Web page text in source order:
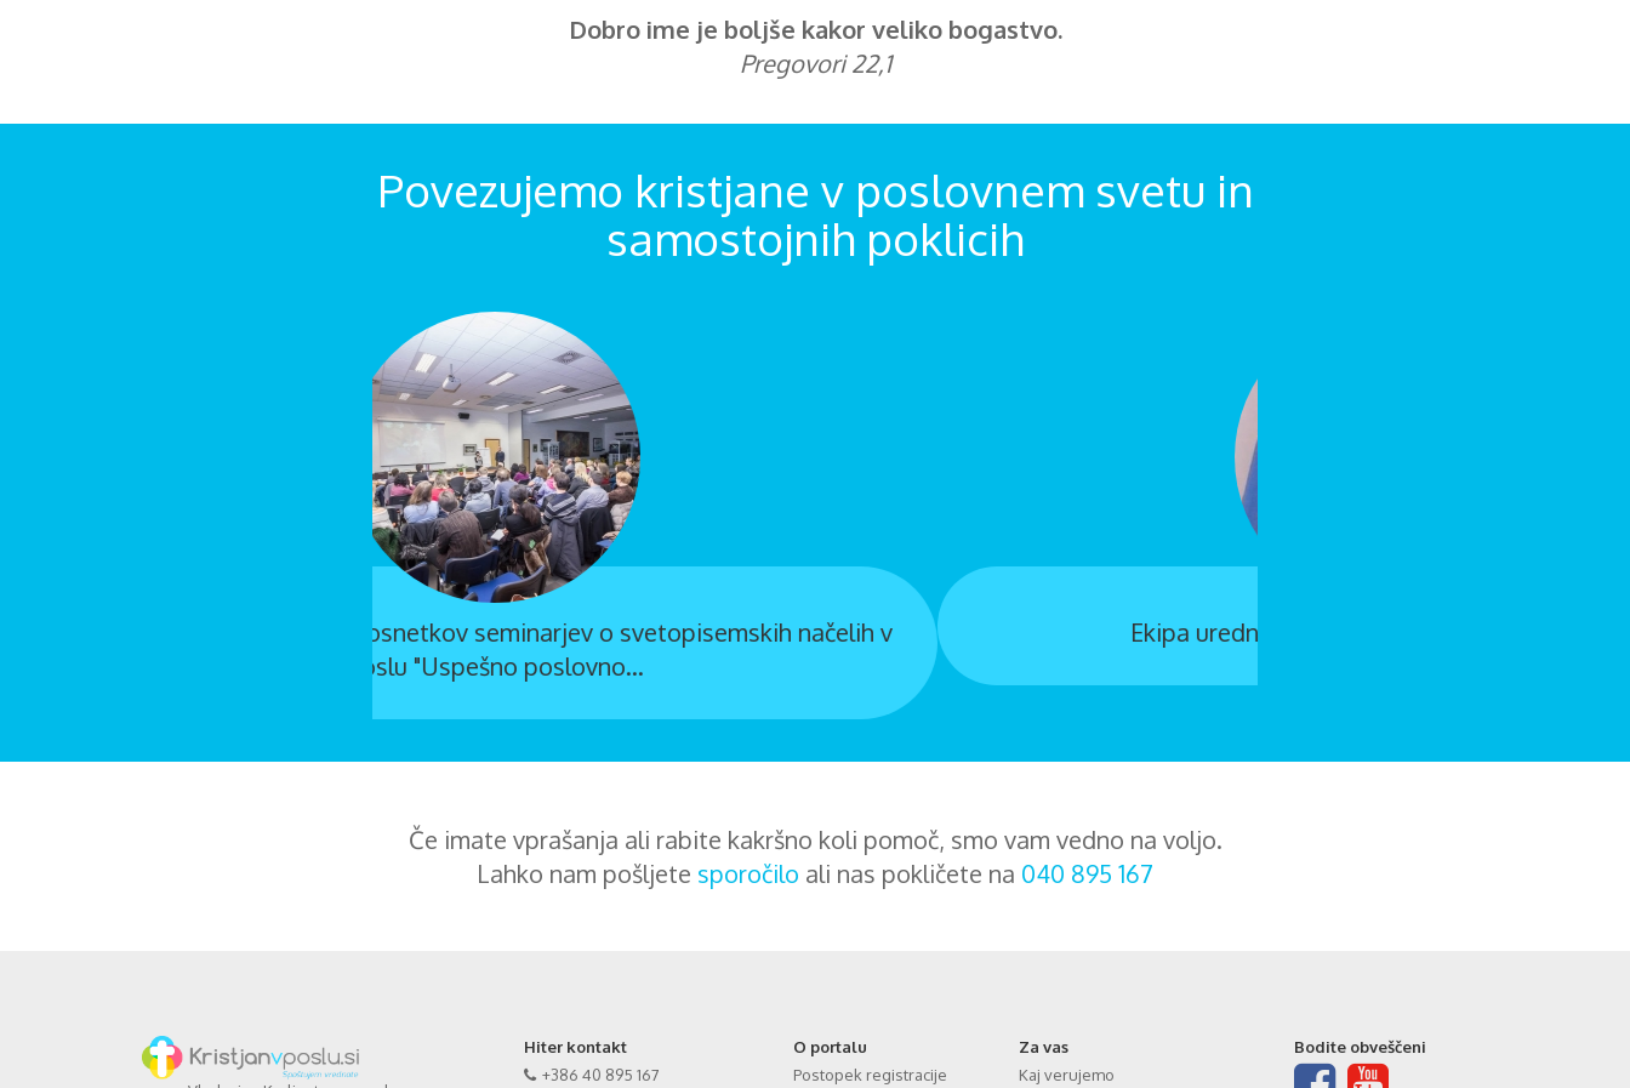
Dobro ime je boljše kakor veliko bogastvo.
Pregovori 22,1
Povezujemo kristjane v poslovnem svetu in
samostojnih poklicih
Ekipa uredništva: Glavni urednik Tadej Mihelič
Če imate vprašanja ali rabite kakršno koli pomoč, smo vam vedno na voljo.
Lahko nam pošljete sporočilo ali nas pokličete na 040 895 167
Bodite obveščeni
Hiter kontakt
+386 40 895 167
O portalu
Postopek registracije
Za vas
Kaj verujemo